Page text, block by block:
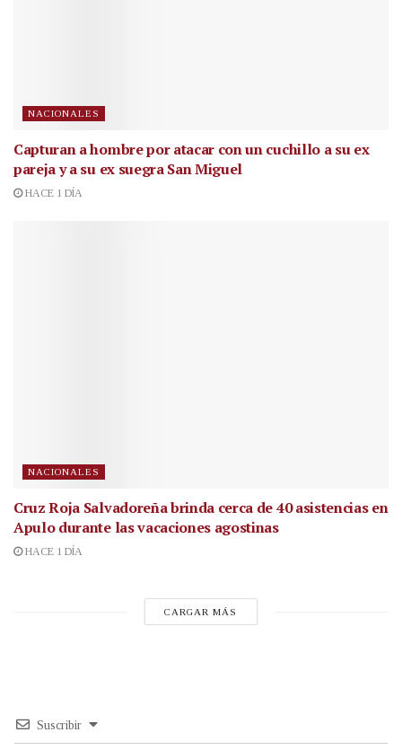
NACIONALES
Capturan a hombre por atacar con un cuchillo a su ex
pareja y a su ex suegra San Miguel
HACE 1 DÍA
NACIONALES
Cruz Roja Salvadoreña brinda cerca de 40 asistencias en
Apulo durante las vacaciones agostinas
HACE 1 DÍA
CARGAR MÁS
Suscribir